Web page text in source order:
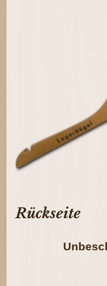
Rückseite